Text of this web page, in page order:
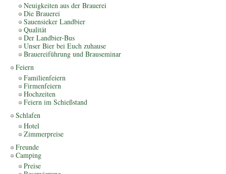
Neuigkeiten aus der Brauerei
Die Brauerei
Sauensieker Landbier
Qualität
Der Landbier-Bus
Unser Bier bei Euch zuhause
Brauereiführung und Brauseminar
Feiern
Familienfeiern
Firmenfeiern
Hochzeiten
Feiern im Schießstand
Schlafen
Hotel
Zimmerpreise
Freunde
Camping
Preise